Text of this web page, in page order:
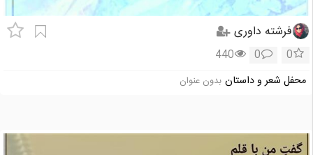
فرشته داوری
0
0
440
محفل شعر و داستان بدون عنوان